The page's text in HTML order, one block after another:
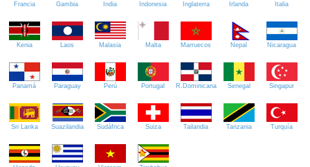
Francia Gambia India Indonesia Inglaterra Irlanda Italia
Kenia Laos Malasia Malta Marruecos Nepal Nicaragua
Panamá Paraguay Perú Portugal R.Dominicana Senegal Singapur
Sri Lanka Suazilandia Sudáfrica Suiza Tailandia Tanzania Turquía